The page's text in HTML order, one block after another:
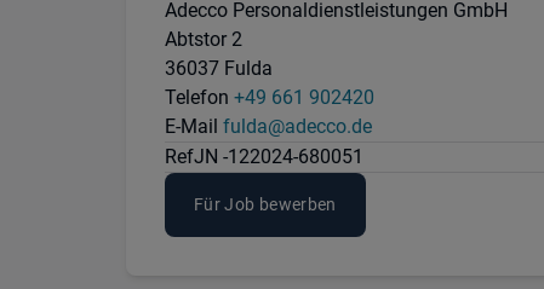
Adecco Personaldienstleistungen GmbH
Abtstor 2
36037 Fulda
Telefon +49 661 902420
E-Mail fulda@adecco.de
RefJN -122024-680051
Für Job bewerben